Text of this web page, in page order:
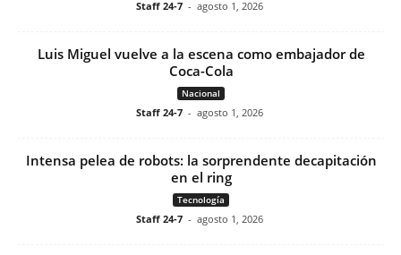
Staff 24-7 - agosto 1, 2026
Luis Miguel vuelve a la escena como embajador de
Coca-Cola
Nacional
Staff 24-7 - agosto 1, 2026
Intensa pelea de robots: la sorprendente decapitación
en el ring
Tecnología
Staff 24-7 - agosto 1, 2026